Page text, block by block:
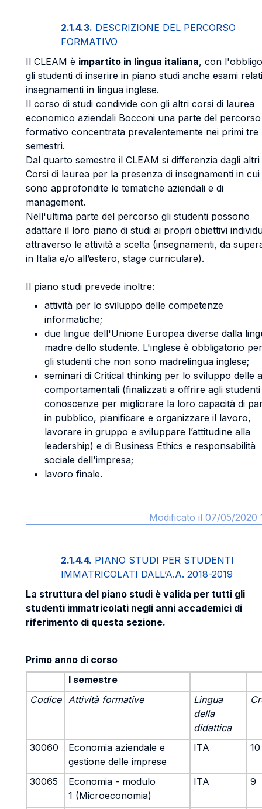
2.1.4.3. DESCRIZIONE DEL PERCORSO
FORMATIVO
Il CLEAM è impartito in lingua italiana, con
gli studenti di inserire in piano studi anche esami
insegnamenti in lingua inglese.
Il corso di studi condivide con gli altri corsi di laurea
economico aziendali Bocconi una parte del percorso
formativo concentrata prevalentemente nei primi tre
semestri.
Dal quarto semestre il CLEAM si differenzia dagli altri
Corsi di laurea per la presenza di insegnamenti in cui
sono approfondite le tematiche aziendali e di
management.
Nell'ultima parte del percorso gli studenti possono
adattare il loro piano di studi ai propri obiettivi
attraverso le attività a scelta (insegnamenti, da
in Italia e/o all’estero, stage curriculare).
Il piano studi prevede inoltre:
attività per lo sviluppo delle competenze
informatiche;
due lingue dell'Unione Europea diverse dalla
madre dello studente. L'inglese è obbligatorio
gli studenti che non sono madrelingua inglese;
seminari di Critical thinking per lo sviluppo delle
comportamentali (finalizzati a offrire agli
conoscenze per migliorare la loro capacità di
in pubblico, pianificare e organizzare il lavoro,
lavorare in gruppo e sviluppare l’attitudine alla
leadership) e di Business Ethics e responsabilità
sociale dell'impresa;
lavoro finale.
Modificato il 07/05/2020
2.1.4.4. PIANO STUDI PER STUDENTI
IMMATRICOLATI DALL’A.A. 2018-2019
La struttura del piano studi è valida per tutti gli
studenti immatricolati negli anni accademici di
riferimento di questa sezione.
Primo anno di corso
I semestre
Codice Attività formative
Lingua
della
didattica
30060
Economia aziendale e
gestione delle imprese
ITA 10
30065
Economia - modulo
1 (Microeconomia)
ITA 9